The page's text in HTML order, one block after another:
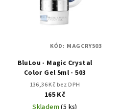
BluLou - Magic Crystal
Color Gel 5ml - 503
136,36 Kč bez DPH
165 Kč
KÓD: MAGCRY503